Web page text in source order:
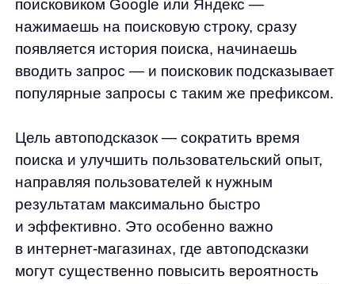
и эффективно. Это особенно важно
в интернет-магазинах, где автоподсказки
могут существенно повысить вероятность
того, что покупатель найдет и купит нужный
ошибок и уточнений при вводе запросов.
В этом тексте рассказываем, как
автоподсказки влияют на конверсию
и общую эффективность поиска, а поможет
нам в этом кейс сотрудничества с магазином
бытовой техники и электроники Эльдорадо.
О партнере